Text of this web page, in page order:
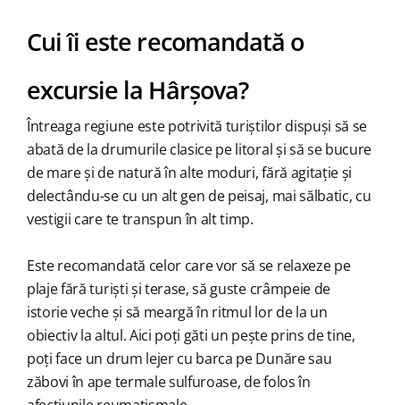
Cui îi este recomandată o
excursie la Hârșova?
Întreaga regiune este potrivită turiștilor dispuși să se
abată de la drumurile clasice pe litoral și să se bucure
de mare și de natură în alte moduri, fără agitație și
delectându-se cu un alt gen de peisaj, mai sălbatic, cu
vestigii care te transpun în alt timp.
Este recomandată celor care vor să se relaxeze pe
plaje fără turiști și terase, să guste crâmpeie de
istorie veche și să meargă în ritmul lor de la un
obiectiv la altul. Aici poți găti un pește prins de tine,
poți face un drum lejer cu barca pe Dunăre sau
zăbovi în ape termale sulfuroase, de folos în